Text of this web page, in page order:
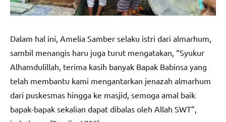
Dalam hal ini, Amelia Samber selaku istri dari almarhum,
sambil menangis haru juga turut mengatakan, “Syukur
Alhamdulillah, terima kasih banyak Bapak Babinsa yang
telah membantu kami mengantarkan jenazah almarhum
dari puskesmas hingga ke masjid, semoga amal baik
bapak-bapak sekalian dapat dibalas oleh Allah SWT”,